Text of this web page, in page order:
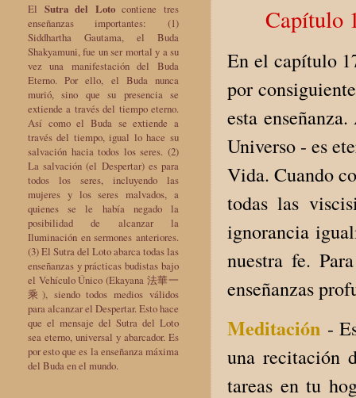
Capítulo
En el capítulo
por
esta
Universo - es
Vida. Cuando
todas las
ignorancia
nuestra fe.
enseñanzas
Meditación -
una recitación
tareas en tu
El Sutra del Lotocontiene tres
enseñanzas importantes: (1)
Siddhartha Gautama, el Buda
Shakyamuni, fue un ser mortal y a su
vez una manifestación del Buda
Eterno. Por ello, el Buda nunca
murió, sino que su presencia se
extiende a través del tiempo eterno.
Así como el Buda se extiende a
través del tiempo, igual lo hace su
salvación hacia todos los seres. (2)
La salvación (el Despertar) es para
todos los seres, incluyendo las
mujeres y los seres malvados, a
quienes se le había negado la
posibilidad de alcanzar la
Iluminación en sermones anteriores.
(3) El Sutra del Loto abarca todas las
enseñanzas y prácticas budistas bajo
el Vehículo Único (Ekayana 法華一
乘), siendo todos medios válidos
para alcanzar el Despertar. Esto hace
que el mensaje del Sutra del Loto
sea eterno, universal y abarcador. Es
por esto que es la enseñanza máxima
del Buda en el mundo.